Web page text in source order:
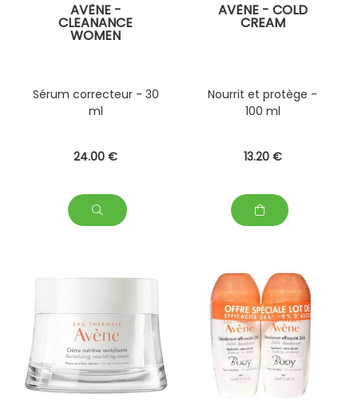
AVÈNE -
CLEANANCE
WOMEN
Sérum correcteur - 30
ml
24.00 €
AVÈNE - COLD
CREAM
Nourrit et protège -
100 ml
13.20 €